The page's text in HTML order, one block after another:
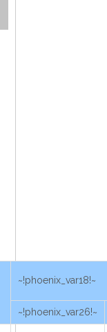
~!phoenix_var18!~
~!phoenix_var26!~